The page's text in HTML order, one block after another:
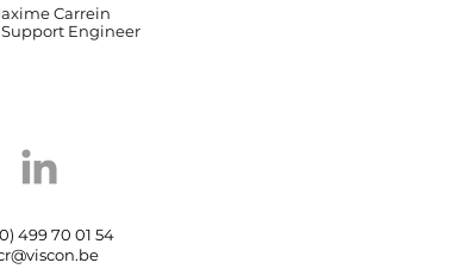
Carrein
Support Engineer
499 70 01 54